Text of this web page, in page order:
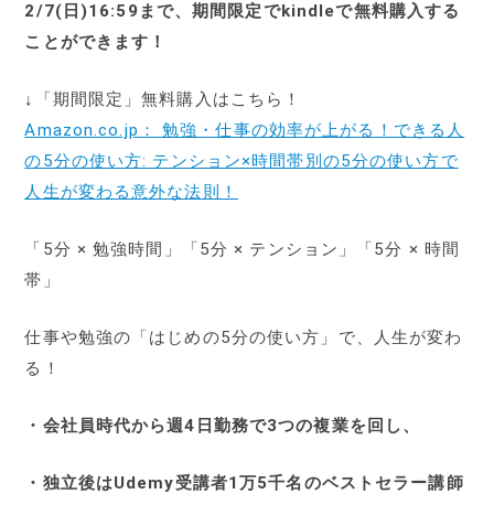
2/7(日)16:59まで、期間限定でkindleで無料購入する
ことができます！
↓「期間限定」無料購入はこちら！
Amazon.co.jp： 勉強・仕事の効率が上がる！できる人
の5分の使い方: テンション×時間帯別の5分の使い方で
人生が変わる意外な法則！
「5分 × 勉強時間」「5分 × テンション」「5分 × 時間
帯」
仕事や勉強の「はじめの5分の使い方」で、人生が変わ
る！
・会社員時代から週4日勤務で3つの複業を回し、
・独立後はUdemy受講者1万5千名のベストセラー講師